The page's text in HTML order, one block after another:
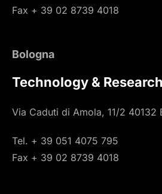
Fax + 39 02 8739 4018
Bologna
Technology & Research
Via Caduti di Amola, 11/2 40132
Tel. + 39 051 4075 795
Fax + 39 02 8739 4018